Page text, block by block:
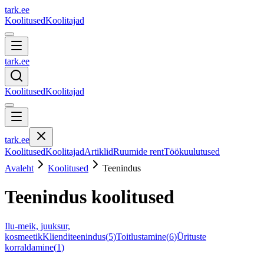
tark.ee
KoolitusedKoolitajad
tark.ee
KoolitusedKoolitajad
tark.ee
KoolitusedKoolitajadArtiklidRuumide rentTöökuulutused
Avaleht
Koolitused Teenindus
Teenindus koolitused
Ilu-meik, juuksur,
kosmeetikKlienditeenindus(5)Toitlustamine(6)Ürituste
korraldamine(1)